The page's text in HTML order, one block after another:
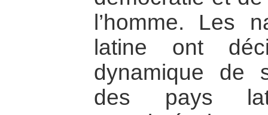
l’homme. Les
latine ont
dynamique de
des pays